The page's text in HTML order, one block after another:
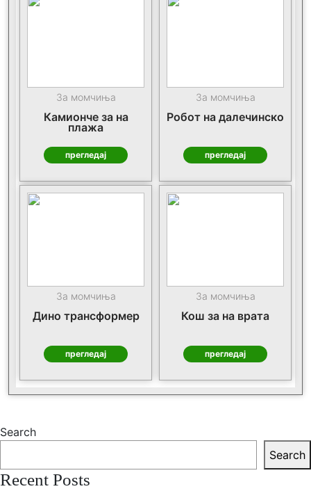
За момчиња
Камионче за на
плажа
прегледај
За момчиња
Робот на далечинско
прегледај
За момчиња
Дино трансформер
прегледај
За момчиња
Кош за на врата
прегледај
Search
Search
Recent Posts